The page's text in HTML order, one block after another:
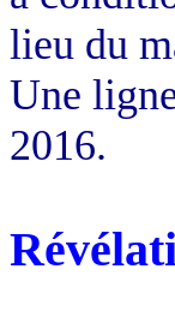
lieu du
Une
2016.